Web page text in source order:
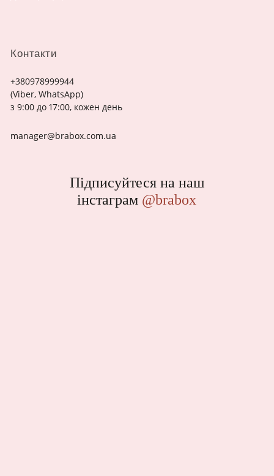
Контакти
+380978999944
(Viber, WhatsApp)
з 9:00 до 17:00, кожен день
manager@brabox.com.ua
Підписуйтеся на наш
інстаграм @brabox